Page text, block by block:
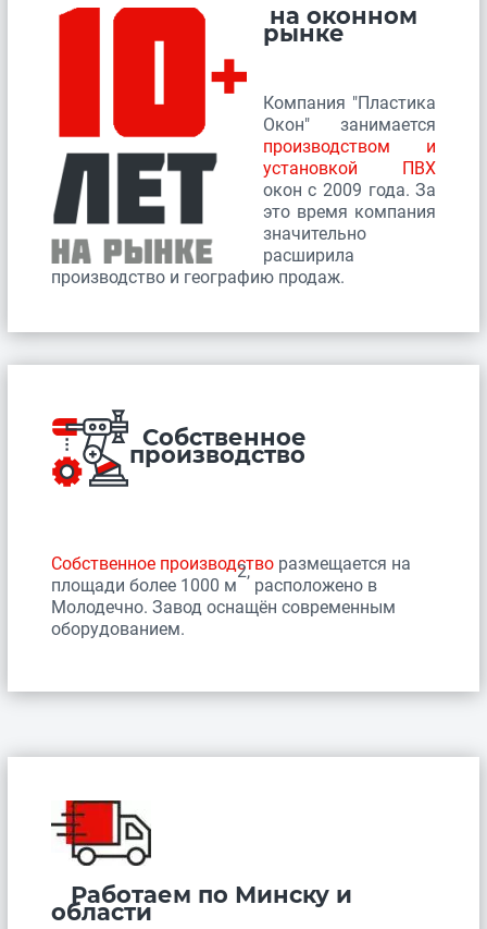
на оконном
рынке
Компания "Пластика
Окон" занимается
производством и
установкой ПВХ
окон с 2009 года. За
это время компания
значительно
расширила
производство и географию продаж.
Собственное
производство
Собственное производстворазмещается на
площади более 1000 м
2,
расположено в
Молодечно. Завод оснащён современным
оборудованием.
Работаем по Минску и
области